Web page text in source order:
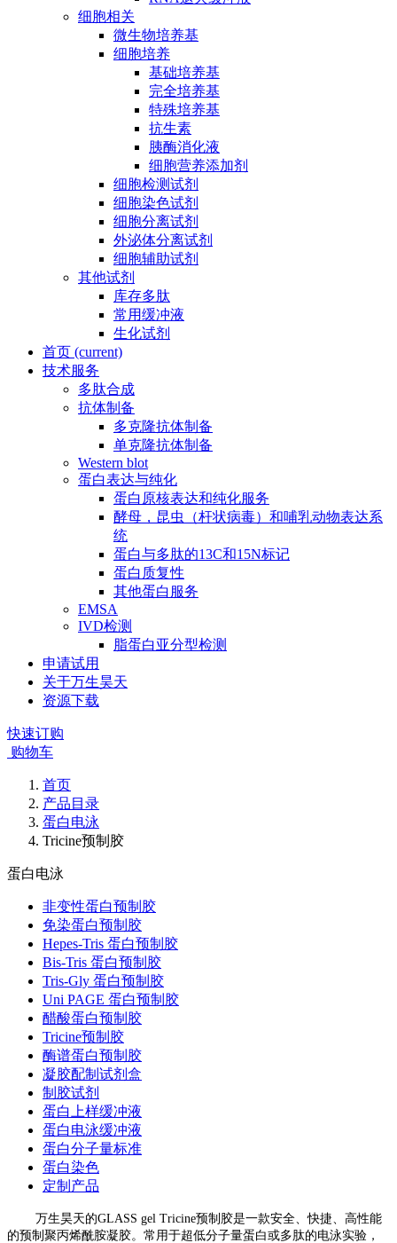
细胞相关
微生物培养基
细胞培养
基础培养基
完全培养基
特殊培养基
抗生素
胰酶消化液
细胞营养添加剂
细胞检测试剂
细胞染色试剂
细胞分离试剂
外泌体分离试剂
细胞辅助试剂
其他试剂
库存多肽
常用缓冲液
生化试剂
首页 (current)
技术服务
多肽合成
抗体制备
多克隆抗体制备
单克隆抗体制备
Western blot
蛋白表达与纯化
蛋白原核表达和纯化服务
酵母，昆虫（杆状病毒）和哺乳动物表达系
统
蛋白与多肽的13C和15N标记
蛋白质复性
其他蛋白服务
EMSA
IVD检测
脂蛋白亚分型检测
申请试用
关于万生昊天
资源下载
快速订购
购物车
首页
产品目录
蛋白电泳
Tricine预制胶
蛋白电泳
非变性蛋白预制胶
免染蛋白预制胶
Hepes-Tris 蛋白预制胶
Bis-Tris 蛋白预制胶
Tris-Gly 蛋白预制胶
Uni PAGE 蛋白预制胶
醋酸蛋白预制胶
Tricine预制胶
酶谱蛋白预制胶
凝胶配制试剂盒
制胶试剂
蛋白上样缓冲液
蛋白电泳缓冲液
蛋白分子量标准
蛋白染色
定制产品
万生昊天的GLASS gel Tricine预制胶是一款安全、快捷、高性能
的预制聚丙烯酰胺凝胶。常用于超低分子量蛋白或多肽的电泳实验，